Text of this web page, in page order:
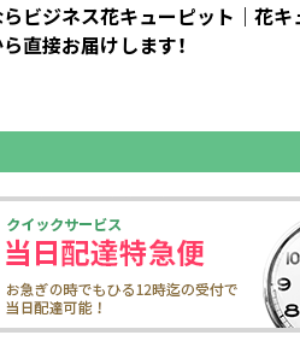
ビジネス花キューピット｜花
直接お届けします！